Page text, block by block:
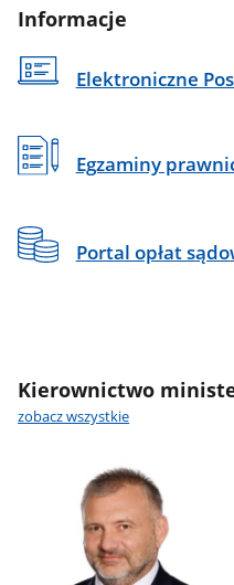
Informacje
Elektroniczne
Egzaminy
Portal opłat
Kierownictwo
zobacz wszystkie